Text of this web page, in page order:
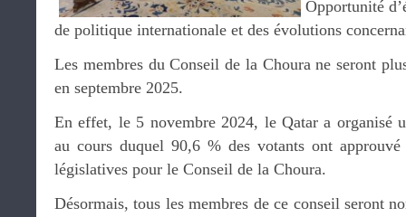
Opportunité
de politique internationale et des évolutions
Les membres du Conseil de la Choura ne seront
en septembre 2025.
En effet, le 5 novembre 2024, le Qatar a organisé
au cours duquel 90,6 % des votants ont approuvé
législatives pour le Conseil de la Choura.
Désormais, tous les membres de ce conseil seront